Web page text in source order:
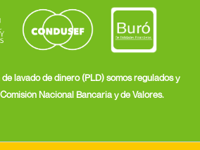
lavado de dinero (PLD) somos regulados y
Nacional Bancaria y de Valores.